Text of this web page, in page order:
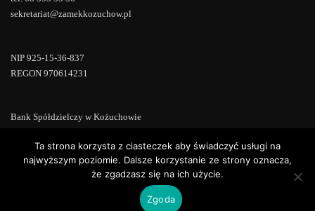
sekretariat@zamekkozuchow.pl
NIP 925-15-36-837
REGON 970614231
Bank Spółdzielczy w Kożuchowie
WordPress |ConsultStreet theme by
Ta strona korzysta z ciasteczek aby świadczyć usługi na
najwyższym poziomie. Dalsze korzystanie ze strony oznacza,
że zgadzasz się na ich użycie.
Zgoda